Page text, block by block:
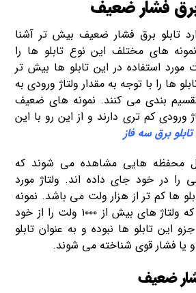
برق فشار ضعیف
تابلو برق فشار ضعیف بیش تر آشنا
های مختلف این نوع تابلو ها را
مورد استفاده در این تابلو ها بیش تر
ها را با توجه به مقدار ولتاژ ورودی به
بندی می کنند. نمونه های ضعیف
ورودی کم تری دارند و از این رو با این
تابلو برق سه فاز
محفظه هایی مشاهده می شوند که
را در خود جای داده اند. ولتاژ مورد
ها کم تر از هزار ولت می باشد. نمونه
هایی از این تابلو ها که ولتاژ های بیش از ۱۰۰۰ ولت را از خود
این تابلو ها نبوده و به عنوان تابلو
یا فشار قوی شناخته می شوند.
ضعیف